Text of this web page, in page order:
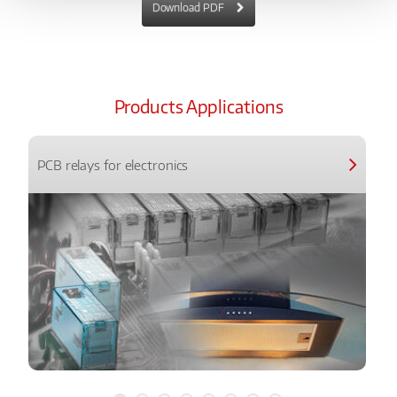
Download PDF
Products Applications
PCB relays for electronics